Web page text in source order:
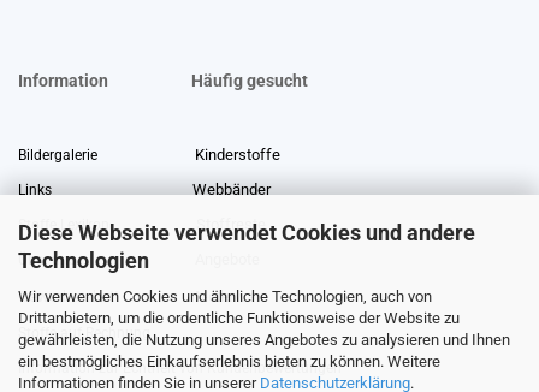
Diese Webseite verwendet Cookies und andere
Technologien
Wir verwenden Cookies und ähnliche Technologien, auch von
Drittanbietern, um die ordentliche Funktionsweise der Website zu
gewährleisten, die Nutzung unseres Angebotes zu analysieren und Ihnen
ein bestmögliches Einkaufserlebnis bieten zu können. Weitere
Informationen finden Sie in unserer Datenschutzerklärung.
Information Häufig gesucht
Bildergalerie Kinderstoffe
Links Webbänder
Stoffe Lexikon Stoffreste
Über uns
Gewerberabatt Meterware
Stoffe auf Rechnung
Information zur Echtheit von Kundenbewertungen